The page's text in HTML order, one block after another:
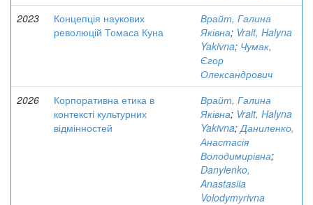
2023
Концепція наукових
революцій Томаса Куна
Врайт, Галина
Яківна; Vrait, Halyna
Yakivna; Чумак,
Єгор
Олександрович
2026
Корпоративна етика в
контексті культурних
відмінностей
Врайт, Галина
Яківна; Vrait, Halyna
Yakivna;Даниленко,
Анастасія
Володимирівна;
Danylenko,
Anastasiia
Volodymyrivna